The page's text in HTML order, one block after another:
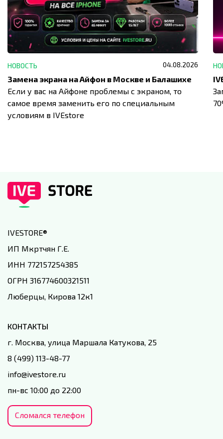
НОВОСТЬ 04.08.2026
Замена экрана на Айфон в Москве и Балашихе
Если у вас на Айфоне проблемы с экраном, то
самое время заменить его по специальным
условиям в IVEstore
IVESTORE®
ИП Мкртчян Г.Е.
ИНН 772157254385
ОГРН 316774600321511
Люберцы, Кирова 12к1
КОНТАКТЫ
г. Москва, улица Маршала Катукова, 25
8 (499) 113-48-77
info@ivestore.ru
пн-вс 10:00 до 22:00
Сломался телефон